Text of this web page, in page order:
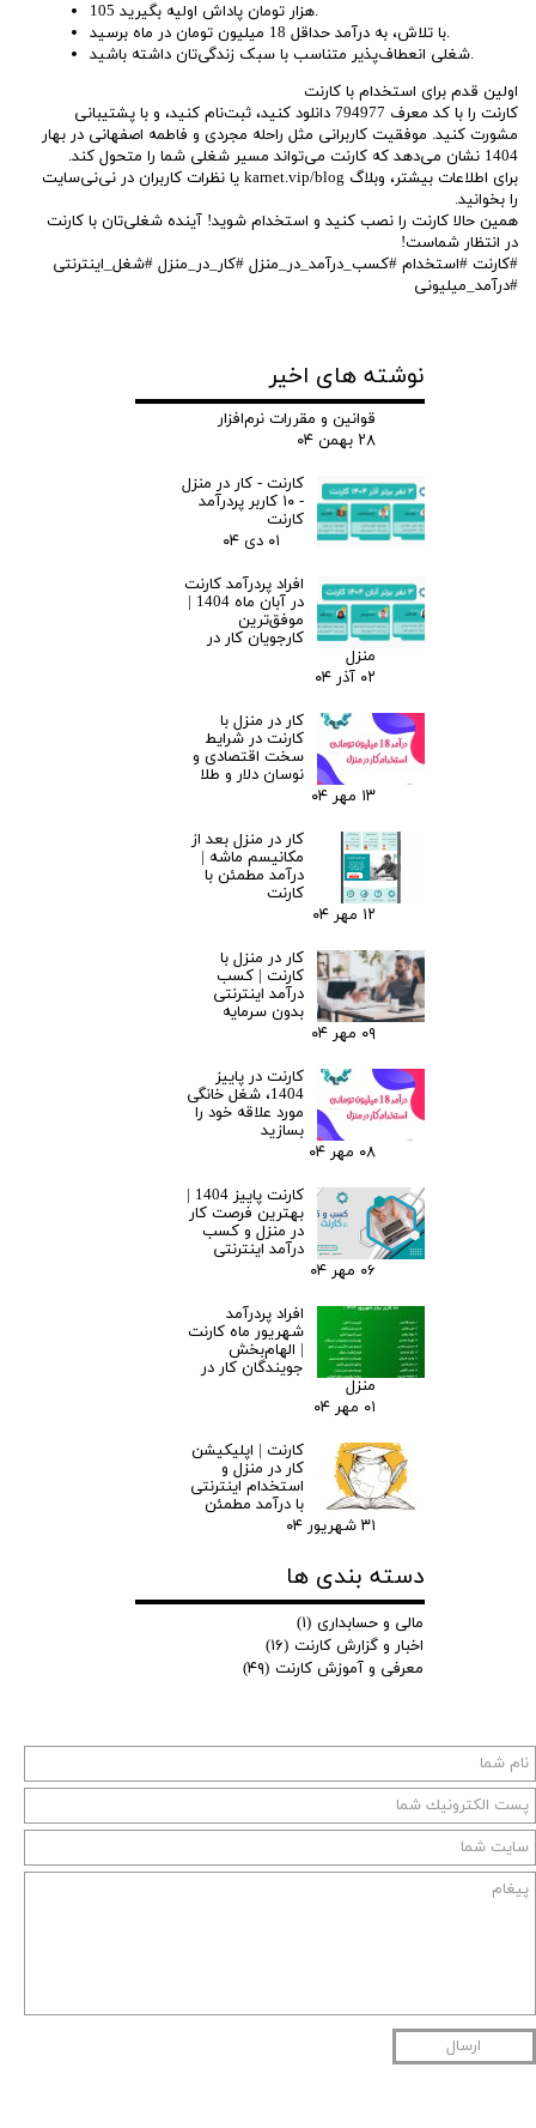
105 هزار تومان پاداش اولیه بگیرید.
با تلاش، به درآمد حداقل 18 میلیون تومان در ماه برسید.
شغلی انعطاف‌پذیر متناسب با سبک زندگی‌تان داشته باشید.
اولین قدم برای استخدام با کارنت
کارنت را با کد معرف 794977 دانلود کنید، ثبت‌نام کنید، و با پشتیبانی
مشورت کنید. موفقیت کاربرانی مثل راحله مجردی و فاطمه اصفهانی در بهار
1404 نشان می‌دهد که کارنت می‌تواند مسیر شغلی شما را متحول کند.
برای اطلاعات بیشتر، وبلاگ karnet.vip/blog یا نظرات کاربران در نی‌نی‌سایت
را بخوانید.
همین حالا کارنت را نصب کنید و استخدام شوید! آینده شغلی‌تان با کارنت
در انتظار شماست!
#کارنت #استخدام #کسب_درآمد_در_منزل #کار_در_منزل #شغل_اینترنتی
#درآمد_میلیونی
ارسال
نوشته های اخیر
قوانین و مقررات نرم‌افزار
۲۸ بهمن ۰۴
کارنت - کار در منزل
- ۱۰ کاربر پردرآمد
کارنت
۰۱ دی ۰۴
افراد پردرآمد کارنت
در آبان ماه 1404 |
موفق‌ترین
کارجویان کار در
منزل
۰۲ آذر ۰۴
کار در منزل با
کارنت در شرایط
سخت اقتصادی و
نوسان دلار و طلا
۱۳ مهر ۰۴
کار در منزل بعد از
مکانیسم ماشه |
درآمد مطمئن با
کارنت
۱۲ مهر ۰۴
کار در منزل با
کارنت | کسب
درآمد اینترنتی
بدون سرمایه
۰۹ مهر ۰۴
کارنت در پاییز
1404، شغل خانگی
مورد علاقه خود را
بسازید
۰۸ مهر ۰۴
کارنت پاییز 1404 |
بهترین فرصت کار
در منزل و کسب
درآمد اینترنتی
۰۶ مهر ۰۴
افراد پردرآمد
شهریور ماه کارنت
| الهام‌بخش
جویندگان کار در
منزل
۰۱ مهر ۰۴
کارنت | اپلیکیشن
کار در منزل و
استخدام اینترنتی
با درآمد مطمئن
۳۱ شهریور ۰۴
دسته بندی ها
مالی و حسابداری (۱)
اخبار و گزارش کارنت (۱۶)
معرفی و آموزش کارنت (۴۹)